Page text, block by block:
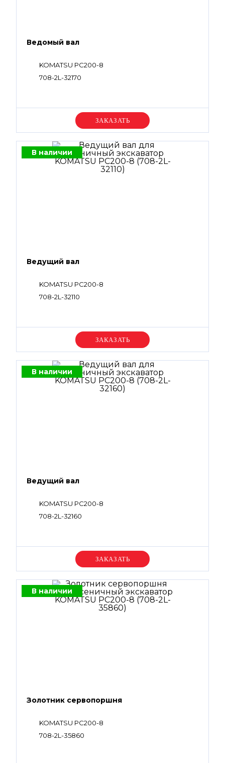
Ведомый вал
KOMATSU PC200-8
708-2L-32170
Уточняйте цену
В наличии
Ведущий вал
KOMATSU PC200-8
708-2L-32110
Уточняйте цену
В наличии
Ведущий вал
KOMATSU PC200-8
708-2L-32160
Уточняйте цену
В наличии
Золотник сервопоршня
KOMATSU PC200-8
708-2L-35860